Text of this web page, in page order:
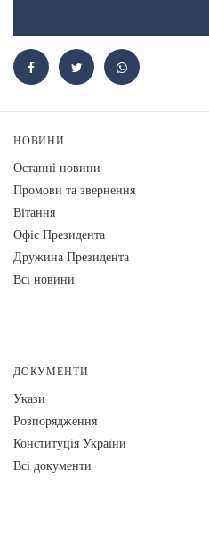
НОВИНИ
Останні новини
Промови та звернення
Вiтання
Офіс Президента
Дружина Президента
Всі новини
ДОКУМЕНТИ
Укази
Розпорядження
Конституція України
Всі документи